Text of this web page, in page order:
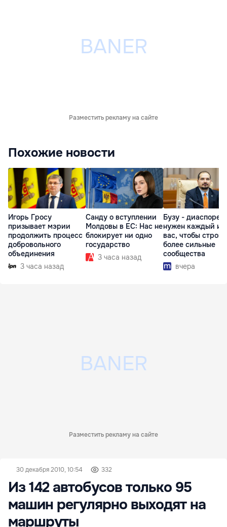
Разместить рекламу на сайте
Похожие новости
Игорь Гросу
призывает мэрии
продолжить процесс
добровольного
объединения
3 часа назад
Санду о вступлении
Молдовы в ЕС: Нас не
блокирует ни одно
государство
3 часа назад
Бузу - диаспоре:
нужен каждый из
вас, чтобы
более сильные
сообщества
вчера
Разместить рекламу на сайте
30 декабря 2010, 10:54 332
Из 142 автобусов только 95
машин регулярно выходят на
маршруты